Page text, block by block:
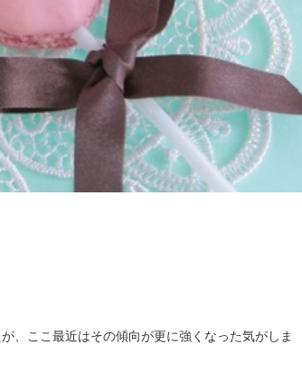
、ここ最近はその傾向が更に強くなった気がしま